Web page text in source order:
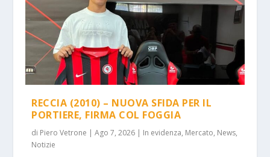
RECCIA (2010) – NUOVA SFIDA PER IL
PORTIERE, FIRMA COL FOGGIA
di Piero Vetrone |Ago 7, 2026 | In evidenza, Mercato, News,
Notizie